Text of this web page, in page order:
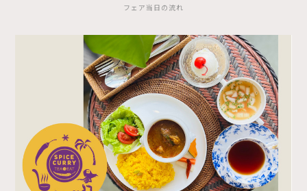
フェア当日の流れ